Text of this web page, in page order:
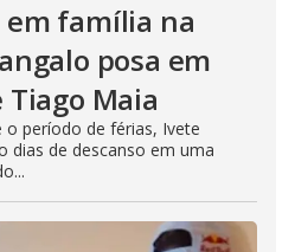
família na
posa em
Maia
período de férias, Ivete
dias de descanso em uma